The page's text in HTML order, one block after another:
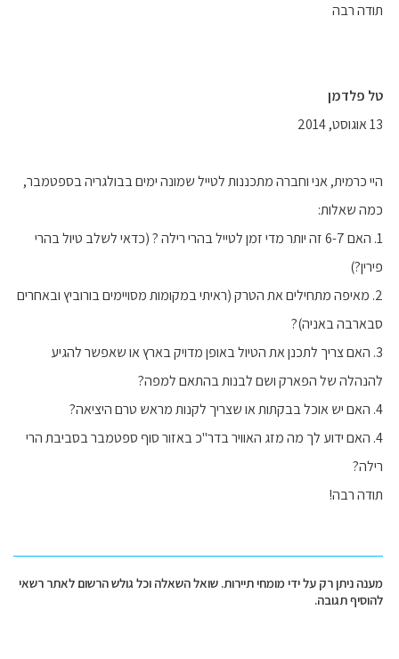
תודה רבה
טל פלדמן
13 אוגוסט, 2014
היי כרמית, אני וחברה מתכננות לטייל שמונה ימים בבולגריה בספטמבר,
כמה שאלות:
1. האם 6-7 זה יותר מדי זמן לטייל בהרי רילה ? (כדאי לשלב טיול בהרי
פירין?)
2. מאיפה מתחילים את הטרק (ראיתי במקומות מסויימים בורוביץ ובאחרים
סבארבה באניה)?
3. האם צריך לתכנן את הטיול באופן מדויק בארץ או שאפשר להגיע
להנהלה של הפארק ושם לבנות בהתאם למפה?
4. האם יש אוכל בבקתות או שצריך לקנות מראש טרם היציאה?
4. האם ידוע לך מה מזג האוויר בדר"כ באזור סוף ספטמבר בסביבת הרי
רילה?
תודה רבה!
מענה ניתן רק על ידי מומחי תיירות. שואל השאלה וכל גולש הרשום לאתר רשאי
להוסיף תגובה.